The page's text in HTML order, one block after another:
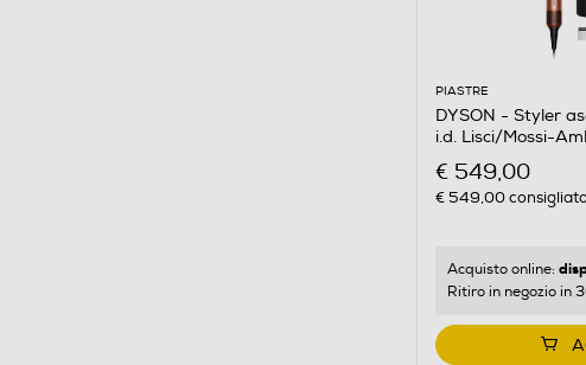
PIASTRE
DYSON - Styler
i.d. Lisci/Mossi-
€ 549,00
€ 549,00
Acquisto online:
Ritiro in negozio in